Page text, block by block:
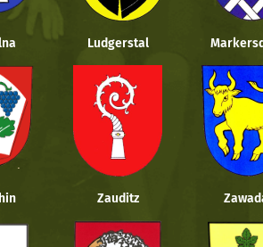
Ludgerstal
Zauditz